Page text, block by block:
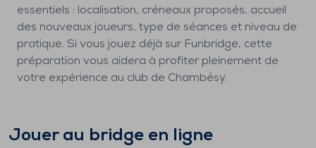
essentiels : localisation, créneaux proposés, accueil
des nouveaux joueurs, type de séances et niveau de
pratique. Si vous jouez déjà sur Funbridge, cette
préparation vous aidera à profiter pleinement de
votre expérience au club de Chambésy.
Jouer au bridge en ligne